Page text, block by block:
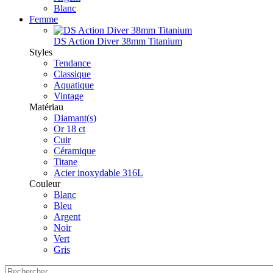
Blanc
Femme
DS Action Diver 38mm Titanium
Styles
Tendance
Classique
Aquatique
Vintage
Matériau
Diamant(s)
Or 18 ct
Cuir
Céramique
Titane
Acier inoxydable 316L
Couleur
Blanc
Bleu
Argent
Noir
Vert
Gris